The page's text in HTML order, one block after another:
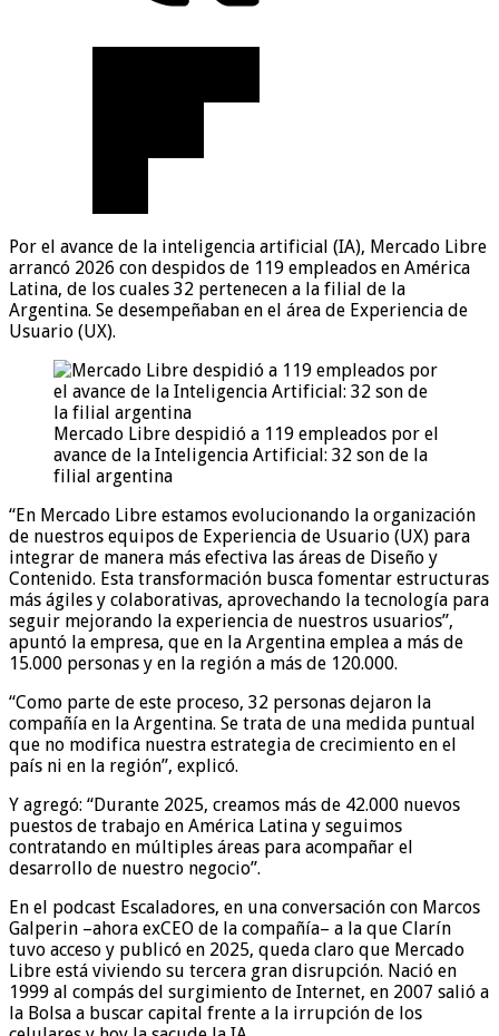
Por el avance de la inteligencia artificial (IA), Mercado Libre
arrancó 2026 con despidos de 119 empleados en América
Latina, de los cuales 32 pertenecen a la filial de la
Argentina. Se desempeñaban en el área de Experiencia de
Usuario (UX).
Mercado Libre despidió a 119 empleados por el
avance de la Inteligencia Artificial: 32 son de la
filial argentina
“En Mercado Libre estamos evolucionando la organización
de nuestros equipos de Experiencia de Usuario (UX) para
integrar de manera más efectiva las áreas de Diseño y
Contenido. Esta transformación busca fomentar estructuras
más ágiles y colaborativas, aprovechando la tecnología para
seguir mejorando la experiencia de nuestros usuarios”,
apuntó la empresa, que en la Argentina emplea a más de
15.000 personas y en la región a más de 120.000.
“Como parte de este proceso, 32 personas dejaron la
compañía en la Argentina. Se trata de una medida puntual
que no modifica nuestra estrategia de crecimiento en el
país ni en la región”, explicó.
Y agregó: “Durante 2025, creamos más de 42.000 nuevos
puestos de trabajo en América Latina y seguimos
contratando en múltiples áreas para acompañar el
desarrollo de nuestro negocio”.
En el podcast Escaladores, en una conversación con Marcos
Galperin –ahora exCEO de la compañía– a la que Clarín
tuvo acceso y publicó en 2025, queda claro que Mercado
Libre está viviendo su tercera gran disrupción. Nació en
1999 al compás del surgimiento de Internet, en 2007 salió a
la Bolsa a buscar capital frente a la irrupción de los